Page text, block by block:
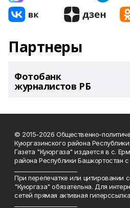
Партнеры
Фотобанк
журналистов РБ
© 2015-2026 Общественно-
Куюргазинского района
Газета "Куюргаза" издается в с.
района Республики Башкортостан с
При перепечатке или цитировании
"Куюргаза" обязательна. Для
сетей прямая активная